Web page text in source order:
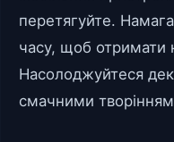
перетягуйте.
часу, щоб отримати
Насолоджуйтеся
смачними